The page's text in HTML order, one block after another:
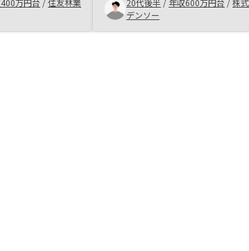
きる友人からの
担当者様がきっ
ったので始める
万円台 /住友林業
ら。気になるところを納得でき
で付き合ってもらえる。フィー
セールスの対応がマニュアル書
20代後半 / 年収600万円台 /株
デンソー